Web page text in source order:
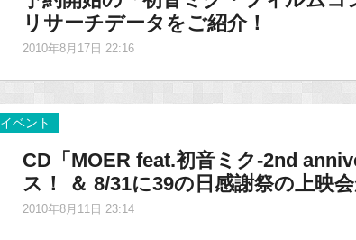
リサーチデータをご紹介！
2010年8月17日 22:16
イベント
CD「MOER feat.初音ミク-2nd
ス！ ＆ 8/31に39の日感謝祭の上映会
2010年8月11日 23:14